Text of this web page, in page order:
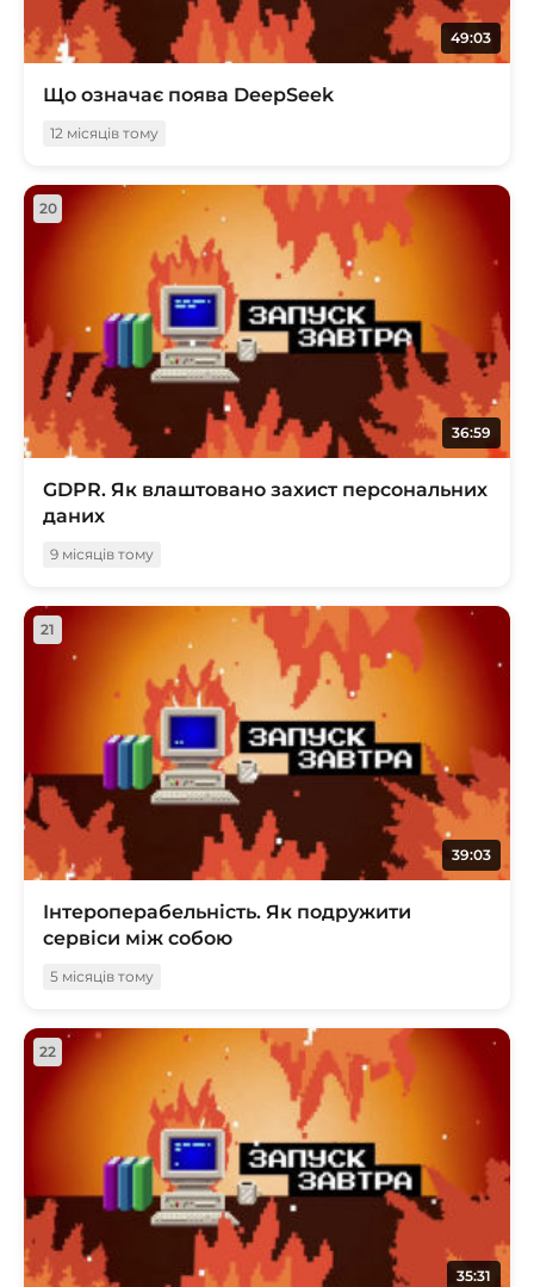
49:03
Що означає поява DeepSeek
12 місяців тому
20
36:59
GDPR. Як влаштовано захист персональних
даних
9 місяців тому
21
39:03
Інтероперабельність. Як подружити
сервіси між собою
5 місяців тому
22
35:31